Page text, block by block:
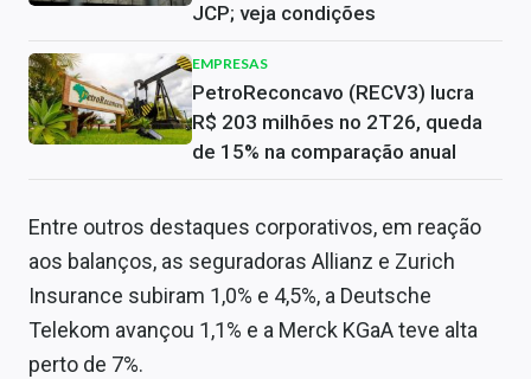
JCP; veja condições
EMPRESAS
PetroReconcavo (RECV3) lucra
R$ 203 milhões no 2T26, queda
de 15% na comparação anual
Entre outros destaques corporativos, em reação
aos balanços, as seguradoras Allianz e Zurich
Insurance subiram 1,0% e 4,5%, a Deutsche
Telekom avançou 1,1% e a Merck KGaA teve alta
perto de 7%.